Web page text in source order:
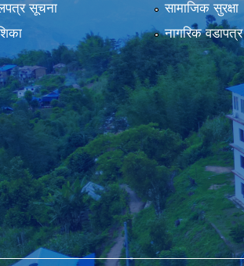
सूचना
सामाजिक सुरक्षा
नागरिक वडापत्र